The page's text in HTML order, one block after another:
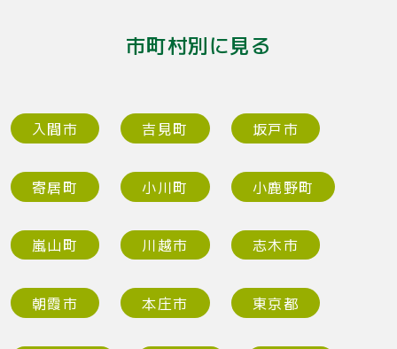
市町村別に見る
入間市 吉見町 坂戸市
寄居町 小川町 小鹿野町
嵐山町 川越市 志木市
朝霞市 本庄市 東京都